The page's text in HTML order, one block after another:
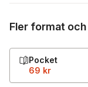
Fler format
Pocket
69 kr